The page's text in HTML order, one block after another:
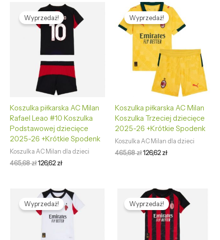
Wyprzedaż!
Koszulka piłkarska AC Milan
Rafael Leao #10 Koszulka
Podstawowej dziecięce
2025-26 +Krótkie Spodenk
Koszulka AC Milan dla dzieci
465,68zł
Pierwotna
cena
wynosiła:
465,68 zł.
126,62zł
Aktualna
cena
wynosi:
126,62 zł.
Wyprzedaż!
Koszulka piłkarska AC Milan
Koszulka Trzeciej dziecięce
2025-26 +Krótkie Spodenk
Koszulka AC Milan dla dzieci
465,68zł
Pierwotna
cena
wynosiła:
465,68 zł.
126,62zł
Aktualna
cena
wynosi:
126,62 zł.
Wyprzedaż!
Pierwotna
cena
wynosiła:
465,68 zł.
Aktualna
cena
wynosi:
126,62 zł.
Wyprzedaż!
Pierwotna
cena
wynosiła:
465,68 zł.
Aktualna
cena
wynosi:
126,62 zł.